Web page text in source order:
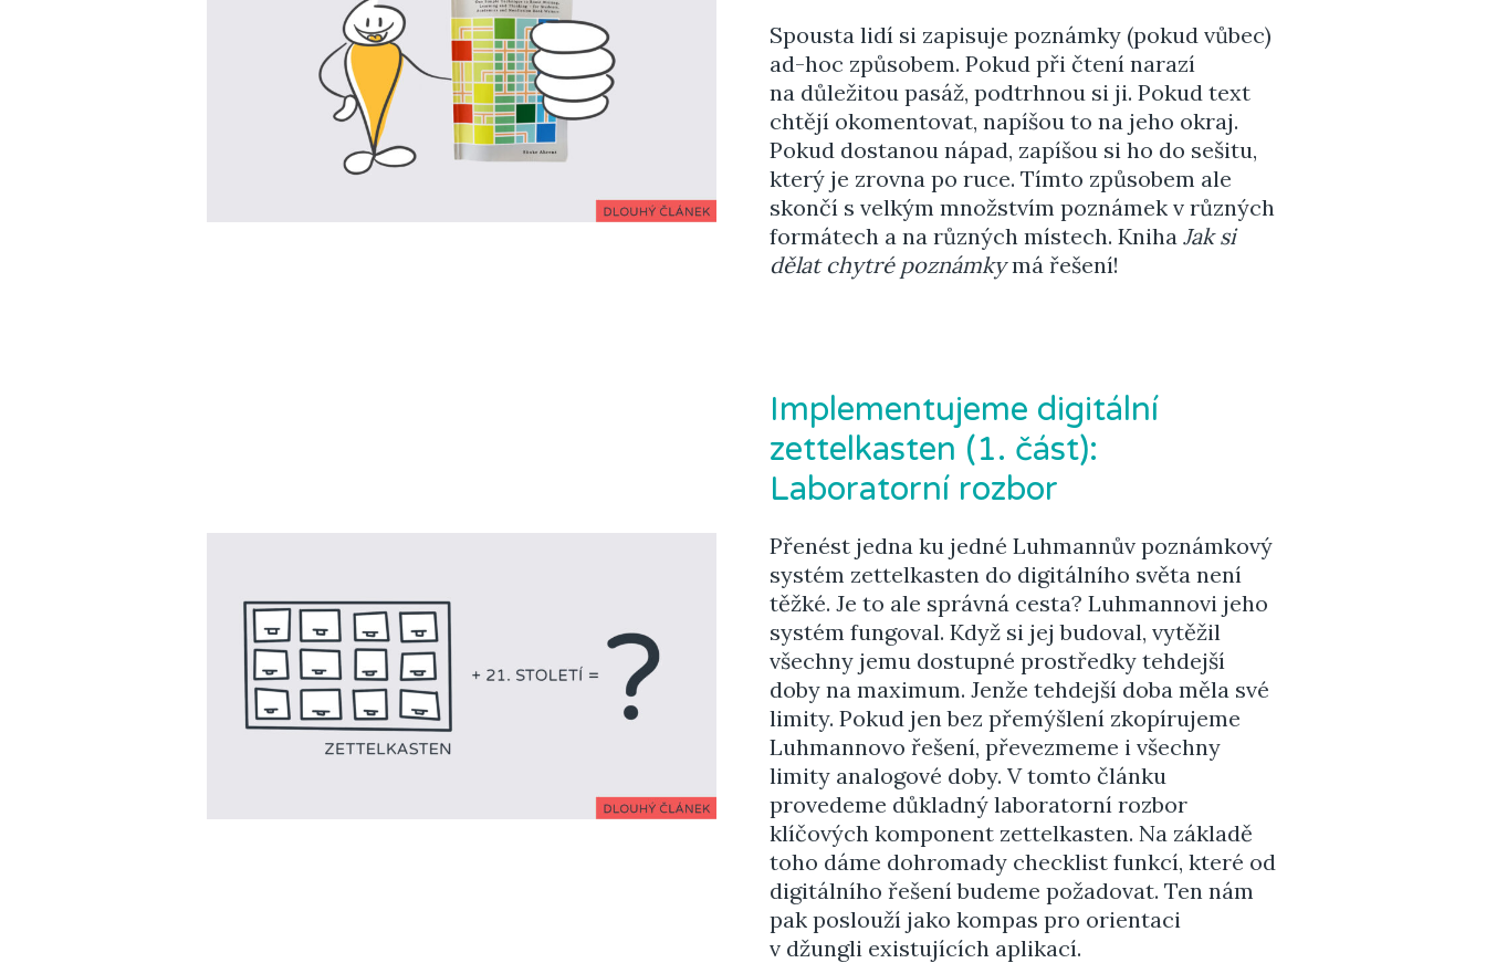
Spousta lidí si zapisuje poznámky (pokud vůbec)
ad-hoc způsobem. Pokud při čtení narazí
na důležitou pasáž, podtrhnou si ji. Pokud text
chtějí okomentovat, napíšou to na jeho okraj.
Pokud dostanou nápad, zapíšou si ho do sešitu,
který je zrovna po ruce. Tímto způsobem ale
skončí s velkým množstvím poznámek v různých
formátech a na různých místech. KnihaJak si
dělat chytré poznámkymá řešení!
Implementujeme digitální
zettelkasten (1. část):
Laboratorní rozbor
Přenést jedna ku jedné Luhmannův poznámkový
systém zettelkasten do digitálního světa není
těžké. Je to ale správná cesta? Luhmannovi jeho
systém fungoval. Když si jej budoval, vytěžil
všechny jemu dostupné prostředky tehdejší
doby na maximum. Jenže tehdejší doba měla své
limity. Pokud jen bez přemýšlení zkopírujeme
Luhmannovo řešení, převezmeme i všechny
limity analogové doby. V tomto článku
provedeme důkladný laboratorní rozbor
klíčových komponent zettelkasten. Na základě
toho dáme dohromady checklist funkcí, které od
digitálního řešení budeme požadovat. Ten nám
pak poslouží jako kompas pro orientaci
v džungli existujících aplikací.